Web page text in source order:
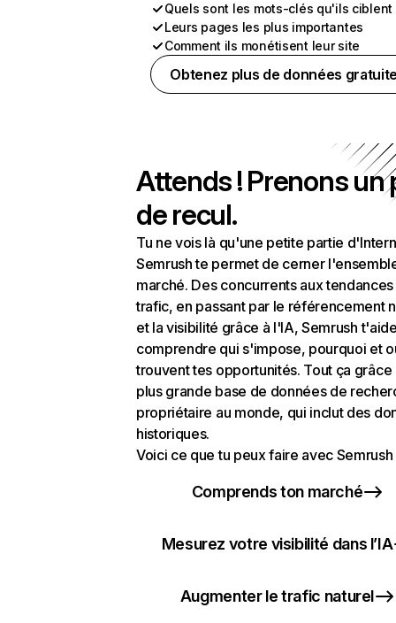
Quels sont les mots-clés qu'ils ciblent
Leurs pages les plus importantes
Comment ils monétisent leur site
Obtenez plus de données
Attends ! Prenons un
de recul.
Tu ne vois là qu'une petite partie
Semrush te permet de cerner
marché. Des concurrents aux
trafic, en passant par le référencement
et la visibilité grâce à l'IA, Semrush
comprendre qui s'impose, pourquoi et
trouvent tes opportunités. Tout ça grâce
plus grande base de données de
propriétaire au monde, qui inclut des
historiques.
Voici ce que tu peux faire avec Semrush
Comprends ton marché
Mesurez votre visibilité dans l’IA
Augmenter le trafic naturel